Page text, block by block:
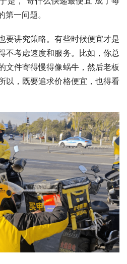
一问题。
要讲究策略。有些时候便宜才是
不考虑速度和服务。比如，你总
文件寄得慢得像蜗牛，然后老板
以，既要追求价格便宜，也得看